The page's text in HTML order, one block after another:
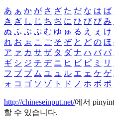
あ ぁ か が さ ざ た だ な は ば
き ぎ し じ ち ぢ に ひ び ぴ み
ぬ ふ ぶ ぷ む ゆ ゅ る え ぇ け
れ お ぉ こ ご そ ぞ と ど の ほ
ア ァ カ サ ザ タ ダ ナ ハ バ パ
ギ シ ジ チ ヂ ニ ヒ ビ ピ ミ リ
フ ブ プ ム ユ ュ ル エ ェ ケ ゲ
ォ コ ゴ ソ ゾ ト ド ノ ホ ボ ポ
http://chineseinput.net/에서
할 수 있습니다.